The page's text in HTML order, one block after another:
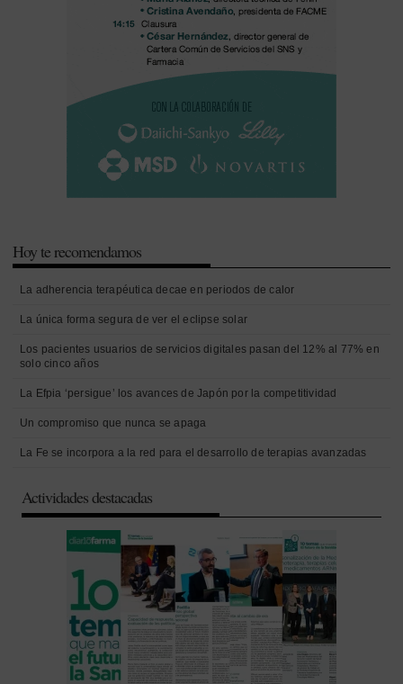
Hoy te recomendamos
La adherencia terapéutica decae en periodos de calor
La única forma segura de ver el eclipse solar
Los pacientes usuarios de servicios digitales pasan del 12% al 77% en
solo cinco años
La Efpia ‘persigue’ los avances de Japón por la competitividad
Un compromiso que nunca se apaga
La Fe se incorpora a la red para el desarrollo de terapias avanzadas
Actividades destacadas